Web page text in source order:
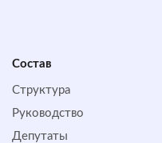
Состав
Структура
Руководство
Депутаты